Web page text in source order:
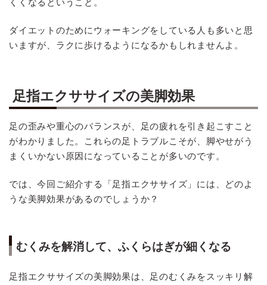
ダイエットのためにウォーキングをしている人も多いと思
いますが、ラクに歩けるようになるかもしれませんよ。
足指エクササイズの美脚効果
足の歪みや重心のバランスが、足の疲れを引き起こすこと
がわかりました。これらの足トラブルこそが、脚やせがう
まくいかない原因になっていることが多いのです。
では、今回ご紹介する「足指エクササイズ」には、どのよ
うな美脚効果があるのでしょうか？
むくみを解消して、ふくらはぎが細くなる
足指エクササイズの美脚効果は、足のむくみをスッキリ解